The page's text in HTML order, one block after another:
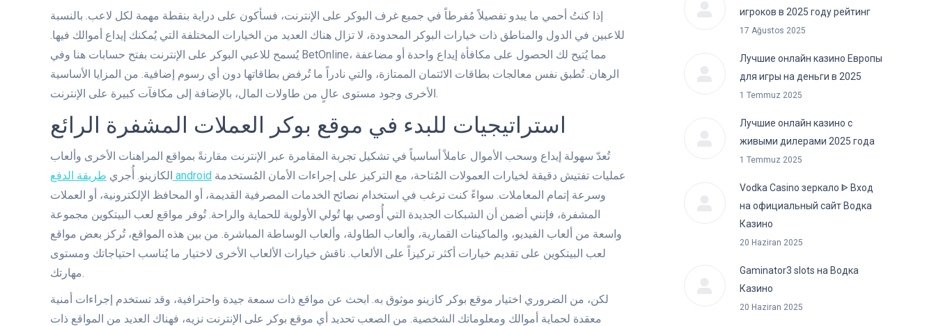
إذا كنتُ أحمي ما يبدو تفصيلاً مُفرطاً في جميع غرف البوكر على الإنترنت، فسأكون على دراية بنقطة مهمة لكل لاعب. بالنسبة
للاعبين في الدول والمناطق ذات خيارات البوكر المحدودة، لا تزال هناك العديد من الخيارات المختلفة التي يُمكنك إيداع أموالك فيها.
يُسمح للاعبي البوكر على الإنترنت بفتح حسابات هنا وفي BetOnline، مما يُتيح لك الحصول على مكافأة إيداع واحدة أو مضاعفة
الرهان. تُطبق نفس معالجات بطاقات الائتمان الممتازة، والتي نادراً ما تُرفض بطاقاتها دون أي رسوم إضافية. من المزايا الأساسية
الأخرى وجود مستوى عالٍ من طاولات المال، بالإضافة إلى مكافآت كبيرة على الإنترنت.
استراتيجيات للبدء في موقع بوكر العملات المشفرة الرائع
تُعدّ سهولة إيداع وسحب الأموال عاملاً أساسياً في تشكيل تجربة المقامرة عبر الإنترنت مقارنةً بمواقع المراهنات الأخرى وألعاب
الكازينو. أُجري طريقة الدفع android
وسرعة إتمام المعاملات. سواءً كنت ترغب في استخدام نصائح الخدمات المصرفية القديمة، أو المحافظ الإلكترونية، أو العملات
المشفرة، فإنني أضمن أن الشبكات الجديدة التي أُوصي بها تُولي الأولوية للحماية والراحة. تُوفر مواقع لعب البيتكوين مجموعة
واسعة من ألعاب الفيديو، والماكينات القمارية، وألعاب الطاولة، وألعاب الوساطة المباشرة. من بين هذه المواقع، تُركز بعض مواقع
لعب البيتكوين على تقديم خيارات أكثر تركيزاً على الألعاب. ناقش خيارات الألعاب الأخرى لاختيار ما يُناسب احتياجاتك ومستوى
مهارتك.
لكن، من الضروري اختيار موقع بوكر كازينو موثوق به. ابحث عن مواقع ذات سمعة جيدة واحترافية، وقد تستخدم إجراءات أمنية
معقدة لحماية أموالك ومعلوماتك الشخصية. من الصعب تحديد أي موقع بوكر على الإنترنت نزيه، فهناك العديد من المواقع ذات
игроков в 2025 году рейтинг
17 Ağustos 2025
Лучшие онлайн казино Европы
для игры на деньги в 2025
1 Temmuz 2025
Лучшие онлайн казино с
живыми дилерами 2025 года
1 Temmuz 2025
Vodka Casino зеркало ᐈ Вход
на официальный сайт Водка
Казино
20 Haziran 2025
Gaminator3 slots на Водка
Казино
20 Haziran 2025